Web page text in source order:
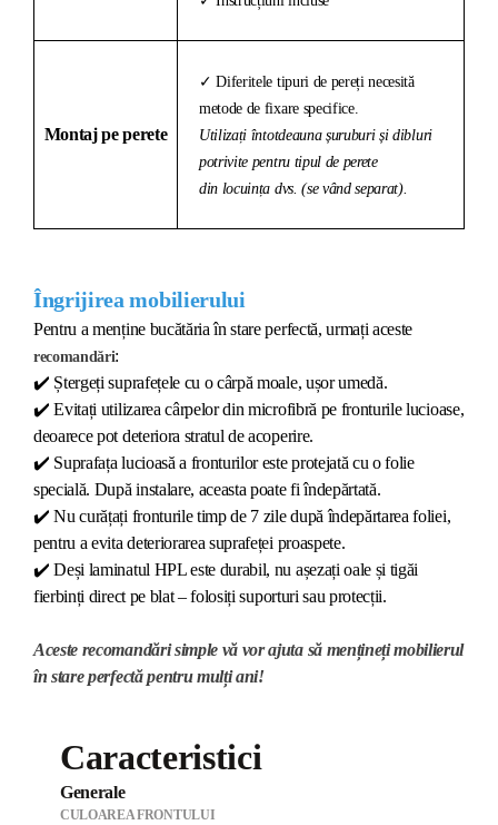
Montaj pe perete
✓ Diferitele tipuri de pereți necesită
metode de fixare specifice.
Utilizați întotdeauna șuruburi și dibluri
potrivite pentru tipul de perete
din locuința dvs. (se vând separat).
Îngrijirea mobilierului
Pentru a menține bucătăria în stare perfectă, urmați aceste
recomandări:
✔️ Ștergeți suprafețele cu o cârpă moale, ușor umedă.
✔️ Evitați utilizarea cârpelor din microfibră pe fronturile lucioase,
deoarece pot deteriora stratul de acoperire.
✔️ Suprafața lucioasă a fronturilor este protejată cu o folie
specială. După instalare, aceasta poate fi îndepărtată.
✔️ Nu curățați fronturile timp de 7 zile după îndepărtarea foliei,
pentru a evita deteriorarea suprafeței proaspete.
✔️ Deși laminatul HPL este durabil, nu așezați oale și tigăi
fierbinți direct pe blat – folosiți suporturi sau protecții.
Aceste recomandări simple vă vor ajuta să mențineți mobilierul
în stare perfectă pentru mulți ani!
Caracteristici
Generale
CULOAREA FRONTULUI